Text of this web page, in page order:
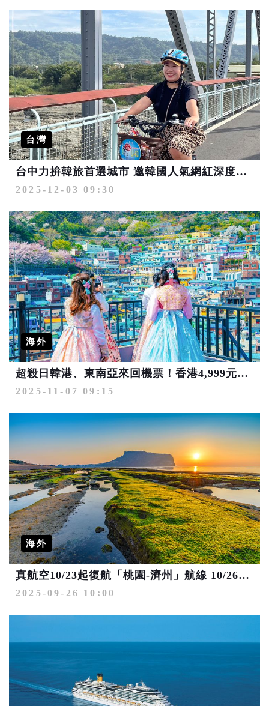
台灣
台中力拚韓旅首選城市 邀韓國人氣網紅深度旅遊
2025-12-03 09:30
海外
超殺日韓港、東南亞來回機票！香港4,999元起、釜山7,299元起、峴港6,999元起
2025-11-07 09:15
海外
真航空10/23起復航「桃園-濟州」航線 10/26起「台中-仁川」每日二班
2025-09-26 10:00